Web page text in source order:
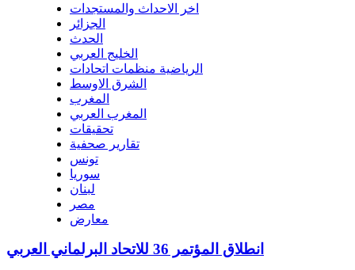
اخر الاحداث والمستجدات
الجزائر
الحدث
الخليج العربي
الرياضية منظمات اتحادات
الشرق الاوسط
المغرب
المغرب العربي
تحقيقات
تقارير صحفية
تونس
سوريا
لبنان
مصر
معارض
انطلاق المؤتمر 36 للاتحاد البرلماني العربي